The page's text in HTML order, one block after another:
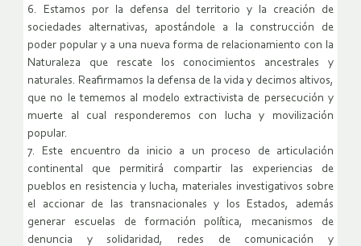
6. Estamos por la defensa del territorio y la creación de
sociedades alternativas, apostándole a la construcción de
poder popular y a una nueva forma de relacionamiento con la
Naturaleza que rescate los conocimientos ancestrales y
naturales. Reafirmamos la defensa de la vida y decimos altivos,
que no le tememos al modelo extractivista de persecución y
muerte al cual responderemos con lucha y movilización
popular.
7. Este encuentro da inicio a un proceso de articulación
continental que permitirá compartir las experiencias de
pueblos en resistencia y lucha, materiales investigativos sobre
el accionar de las transnacionales y los Estados, además
generar escuelas de formación política, mecanismos de
denuncia y solidaridad, redes de comunicación y